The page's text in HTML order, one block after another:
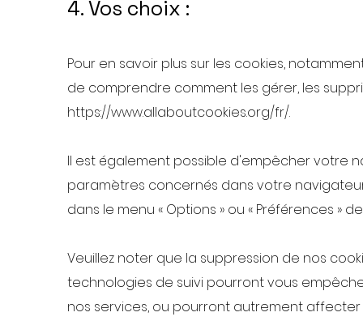
4. Vos choix :
Pour en savoir plus sur les cookies,
de comprendre comment les gérer, les
https://www.allaboutcookies.org/fr/.
Il est également possible d'empêcher votre
paramètres concernés dans votre
dans le menu « Options » ou « Préférences »
Veuillez noter que la suppression de nos
technologies de suivi pourront vous
nos services, ou pourront autrement